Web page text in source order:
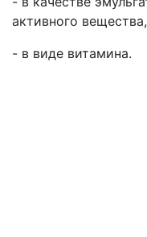
активного вещества,
- в виде витамина.